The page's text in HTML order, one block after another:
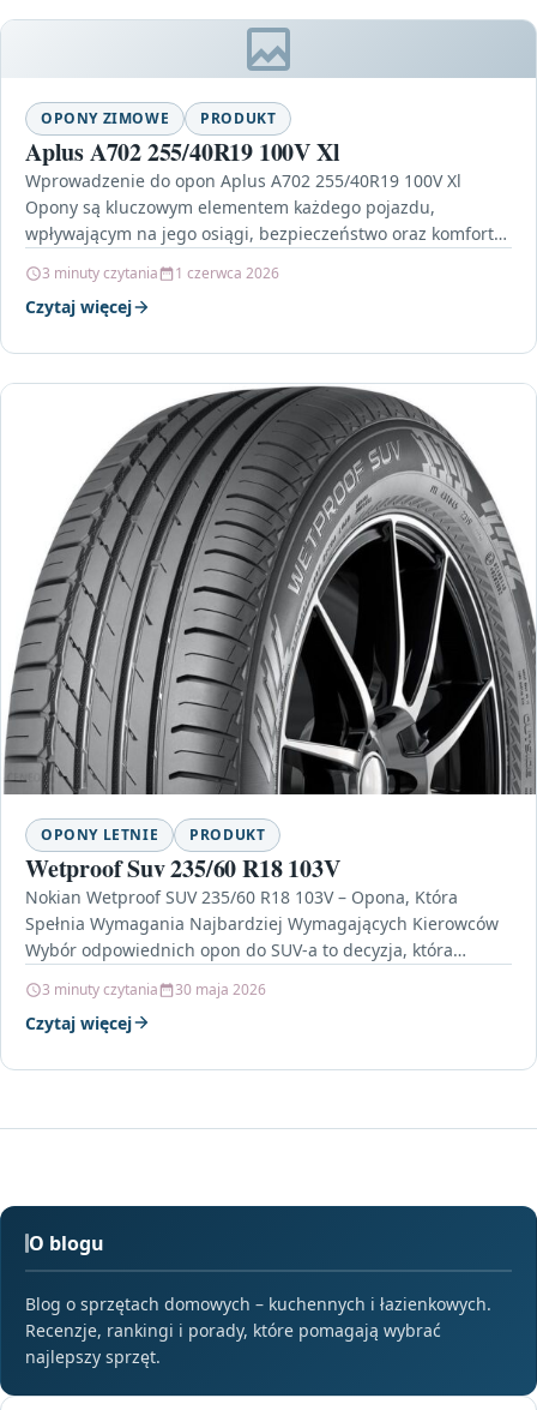
OPONY ZIMOWE PRODUKT
Aplus A702 255/40R19 100V Xl
Wprowadzenie do opon Aplus A702 255/40R19 100V Xl
Opony są kluczowym elementem każdego pojazdu,
wpływającym na jego osiągi, bezpieczeństwo oraz komfort
3 minuty czytania 1 czerwca 2026
Czytaj więcej
OPONY LETNIE PRODUKT
Wetproof Suv 235/60 R18 103V
Nokian Wetproof SUV 235/60 R18 103V – Opona, Która
Spełnia Wymagania Najbardziej Wymagających Kierowców
Wybór odpowiednich opon do SUV-a to decyzja, która
3 minuty czytania 30 maja 2026
Czytaj więcej
O blogu
Blog o sprzętach domowych – kuchennych i łazienkowych.
Recenzje, rankingi i porady, które pomagają wybrać
najlepszy sprzęt.